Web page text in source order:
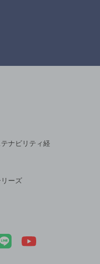
ナビリティ経
ーズ